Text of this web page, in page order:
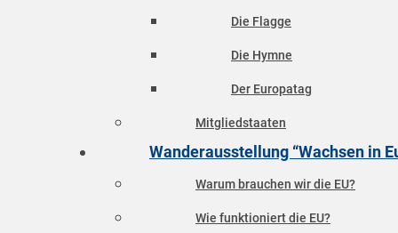
Die Flagge
Die Hymne
Der Europatag
Mitgliedstaaten
Wanderausstellung “Wachsen in
Warum brauchen wir die EU?
Wie funktioniert die EU?